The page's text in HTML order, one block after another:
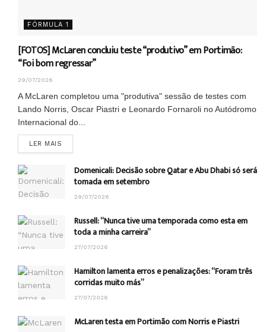
FÓRMULA 1
[FOTOS] McLaren concluiu teste “produtivo” em Portimão:
“Foi bom regressar”
29/07/2026
A McLaren completou uma "produtiva" sessão de testes com
Lando Norris, Oscar Piastri e Leonardo Fornaroli no Autódromo
Internacional do...
LER MAIS
Domenicali: Decisão sobre Qatar e Abu Dhabi só será
tomada em setembro
29/07/2026
Russell: “Nunca tive uma temporada como esta em
toda a minha carreira”
27/07/2026
Hamilton lamenta erros e penalizações: “Foram três
corridas muito más”
27/07/2026
McLaren testa em Portimão com Norris e Piastri